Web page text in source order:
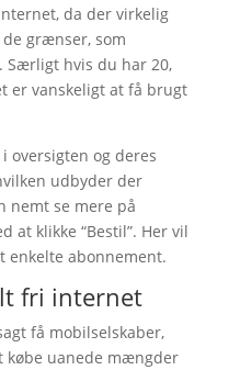
da der virkelig
grænser, som
Særligt hvis du har 20,
er vanskeligt at få brugt
oversigten og deres
udbyder der
nemt se mere på
at klikke “Bestil”. Her vil
enkelte abonnement.
fri internet
få mobilselskaber,
købe uanede mængder